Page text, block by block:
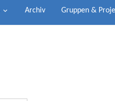
Archiv Gruppen &